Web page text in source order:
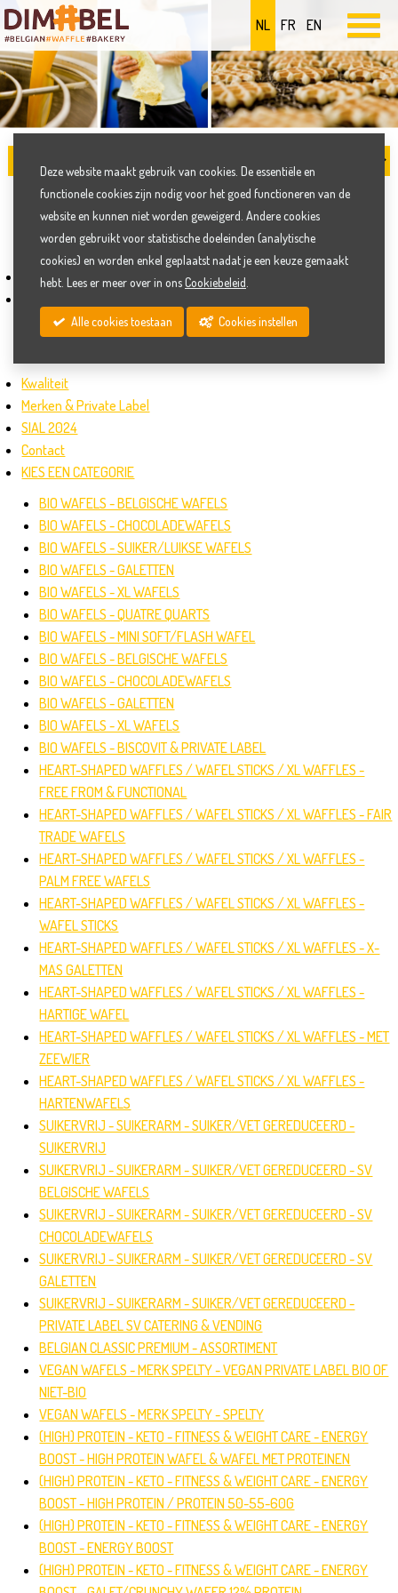
NL FR EN
SITEMAP
Wafelbakkerij Dimabel
Historiek
Kwaliteit
Merken & Private Label
SIAL 2024
Contact
KIES EEN CATEGORIE
BIO WAFELS - BELGISCHE WAFELS
BIO WAFELS - CHOCOLADEWAFELS
BIO WAFELS - SUIKER/LUIKSE WAFELS
BIO WAFELS - GALETTEN
BIO WAFELS - XL WAFELS
BIO WAFELS - QUATRE QUARTS
BIO WAFELS - MINI SOFT/FLASH WAFEL
BIO WAFELS - BELGISCHE WAFELS
BIO WAFELS - CHOCOLADEWAFELS
BIO WAFELS - GALETTEN
BIO WAFELS - XL WAFELS
BIO WAFELS - BISCOVIT & PRIVATE LABEL
HEART-SHAPED WAFFLES / WAFEL STICKS / XL WAFFLES -
FREE FROM & FUNCTIONAL
HEART-SHAPED WAFFLES / WAFEL STICKS / XL WAFFLES - FAIR
TRADE WAFELS
HEART-SHAPED WAFFLES / WAFEL STICKS / XL WAFFLES -
PALM FREE WAFELS
HEART-SHAPED WAFFLES / WAFEL STICKS / XL WAFFLES -
WAFEL STICKS
HEART-SHAPED WAFFLES / WAFEL STICKS / XL WAFFLES - X-
MAS GALETTEN
HEART-SHAPED WAFFLES / WAFEL STICKS / XL WAFFLES -
HARTIGE WAFEL
HEART-SHAPED WAFFLES / WAFEL STICKS / XL WAFFLES - MET
ZEEWIER
HEART-SHAPED WAFFLES / WAFEL STICKS / XL WAFFLES -
HARTENWAFELS
SUIKERVRIJ - SUIKERARM - SUIKER/VET GEREDUCEERD -
SUIKERVRIJ
SUIKERVRIJ - SUIKERARM - SUIKER/VET GEREDUCEERD - SV
BELGISCHE WAFELS
SUIKERVRIJ - SUIKERARM - SUIKER/VET GEREDUCEERD - SV
CHOCOLADEWAFELS
SUIKERVRIJ - SUIKERARM - SUIKER/VET GEREDUCEERD - SV
GALETTEN
SUIKERVRIJ - SUIKERARM - SUIKER/VET GEREDUCEERD -
PRIVATE LABEL SV CATERING & VENDING
BELGIAN CLASSIC PREMIUM - ASSORTIMENT
VEGAN WAFELS - MERK SPELTY - VEGAN PRIVATE LABEL BIO OF
NIET-BIO
VEGAN WAFELS - MERK SPELTY - SPELTY
(HIGH) PROTEIN - KETO - FITNESS & WEIGHT CARE - ENERGY
BOOST - HIGH PROTEIN WAFEL & WAFEL MET PROTEINEN
(HIGH) PROTEIN - KETO - FITNESS & WEIGHT CARE - ENERGY
BOOST - HIGH PROTEIN / PROTEIN 50-55-60G
(HIGH) PROTEIN - KETO - FITNESS & WEIGHT CARE - ENERGY
BOOST - ENERGY BOOST
(HIGH) PROTEIN - KETO - FITNESS & WEIGHT CARE - ENERGY
Deze website maakt gebruik van cookies. De essentiële en
functionele cookies zijn nodig voor het goed functioneren van de
website en kunnen niet worden geweigerd. Andere cookies
worden gebruikt voor statistische doeleinden (analytische
cookies) en worden enkel geplaatst nadat je een keuze gemaakt
hebt. Lees er meer over in onsCookiebeleid
Alle cookies toestaan Cookies instellen